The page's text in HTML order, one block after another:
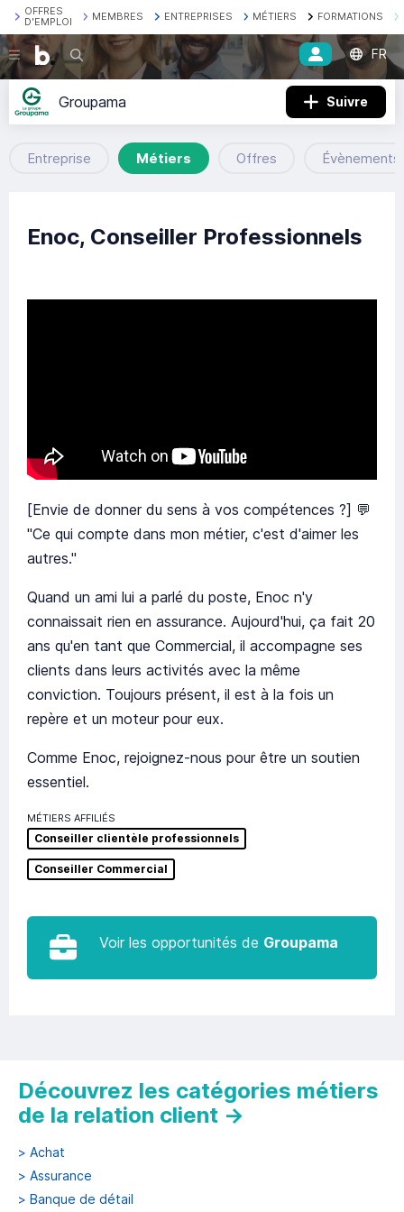
OFFRES
D'EMPLOI
MEMBRES ENTREPRISES MÉTIERS FORMATIONS
Recherche FR
Groupama Suivre
Entreprise Métiers Offres Évènements
Enoc, Conseiller Professionnels
[Envie de donner du sens à vos compétences ?] 💬
"Ce qui compte dans mon métier, c'est d'aimer les
autres."
Quand un ami lui a parlé du poste, Enoc n'y
connaissait rien en assurance. Aujourd'hui, ça fait 20
ans qu'en tant que Commercial, il accompagne ses
clients dans leurs activités avec la même
conviction. Toujours présent, il est à la fois un
repère et un moteur pour eux.
Comme Enoc, rejoignez-nous pour être un soutien
essentiel.
MÉTIERS AFFILIÉS
Conseiller clientèle professionnels
Conseiller Commercial
Voir les opportunités de Groupama
Découvrez les catégories métiers
de la relation client →
> Achat
> Assurance
> Banque de détail